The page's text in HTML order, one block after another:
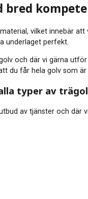
bred
vilket innebär
underlaget perfekt.
och där vi gärna
du får hela golv som
typer av
av tjänster och där